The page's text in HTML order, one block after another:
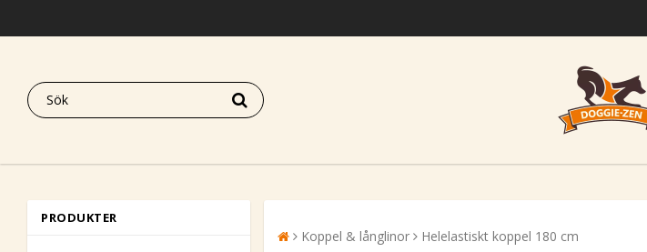
PRODUKTER
Koppel & långlinor Helelastiskt koppel 180 cm